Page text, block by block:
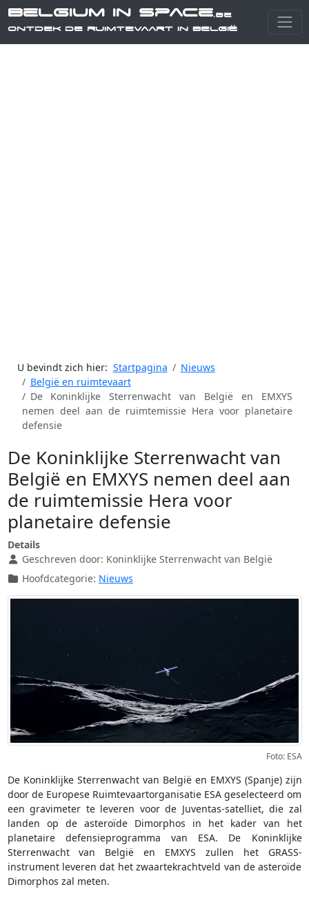
Belgium in Space.be
Ontdek de ruimtevaart in België
U bevindt zich hier: Startpagina
Nieuws
België en ruimtevaart
De Koninklijke Sterrenwacht van België en EMXYS
nemen deel aan de ruimtemissie Hera voor planetaire
defensie
De Koninklijke Sterrenwacht van
België en EMXYS nemen deel aan
de ruimtemissie Hera voor
planetaire defensie
Details
Geschreven door: Koninklijke Sterrenwacht van België
Hoofdcategorie: Nieuws
Foto: ESA
De Koninklijke Sterrenwacht van België en EMXYS (Spanje) zijn
door de Europese Ruimtevaartorganisatie ESA geselecteerd om
een gravimeter te leveren voor de Juventas-satelliet, die zal
landen op de asteroïde Dimorphos in het kader van het
planetaire defensieprogramma van ESA. De Koninklijke
Sterrenwacht van België en EMXYS zullen het GRASS-
instrument leveren dat het zwaartekrachtveld van de asteroïde
Dimorphos zal meten.